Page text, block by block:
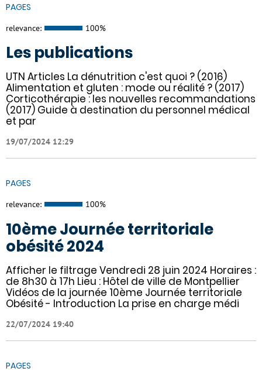
PAGES
relevance: 100%
Les publications
UTN Articles La dénutrition c'est quoi ? (2016)
Alimentation et gluten : mode ou réalité ? (2017)
Corticothérapie : les nouvelles recommandations
(2017) Guide à destination du personnel médical
et par
19/07/2024 12:29
PAGES
relevance: 100%
10ème Journée territoriale
obésité 2024
Afficher le filtrage Vendredi 28 juin 2024 Horaires :
de 8h30 à 17h Lieu : Hôtel de ville de Montpellier
Vidéos de la journée 10ème Journée territoriale
Obésité - Introduction La prise en charge médi
22/07/2024 19:40
PAGES